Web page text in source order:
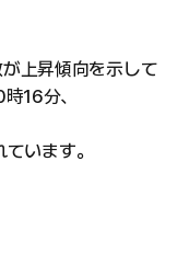
上昇傾向を示して
16分、
います。